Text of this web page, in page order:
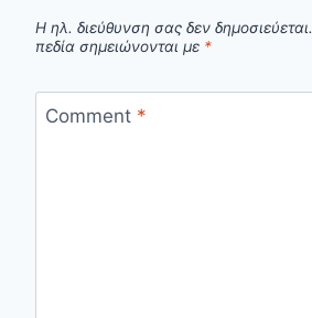
Η ηλ. διεύθυνση σας δεν δημοσιεύεται.
πεδία σημειώνονται με *
Comment *